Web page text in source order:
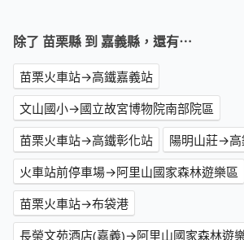
除了 苗栗縣 到 嘉義縣，還有⋯
苗栗火車站→高鐵嘉義站
文山國小→國立故宮博物院南部院區
苗栗火車站→高鐵彰化站
陽明山莊→高
火車站前停車場→阿里山國家森林遊樂區
苗栗火車站→布袋港
長榮文苑酒店(嘉義)→阿里山國家森林遊